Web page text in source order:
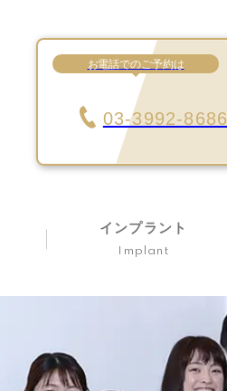
お電話でのご予約は
03-3992-8686
インプラント
Implant